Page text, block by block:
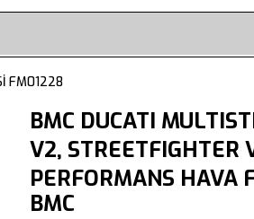
FM01228
BMC DUCATI
V2, STREETFIGHTER
PERFORMANS HAVA
BMC